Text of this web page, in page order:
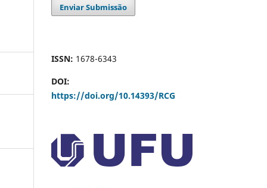
Enviar Submissão
ISSN: 1678-6343
DOI:
https://doi.org/10.14393/RCG